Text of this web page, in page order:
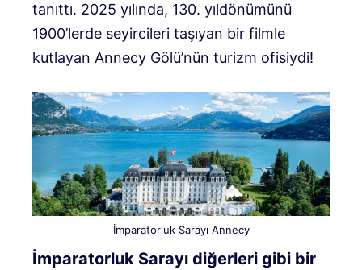
tanıttı. 2025 yılında, 130. yıldönümünü
1900’lerde seyircileri taşıyan bir filmle
kutlayan Annecy Gölü’nün turizm ofisiydi!
İmparatorluk Sarayı Annecy
İmparatorluk Sarayı diğerleri gibi bir